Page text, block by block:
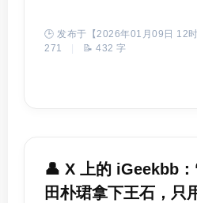
🕒 发布于【2026年01月09日 12时
271
📝 432 字
👤 X 上的 iGeekbb
田朴珺拿下王石，只